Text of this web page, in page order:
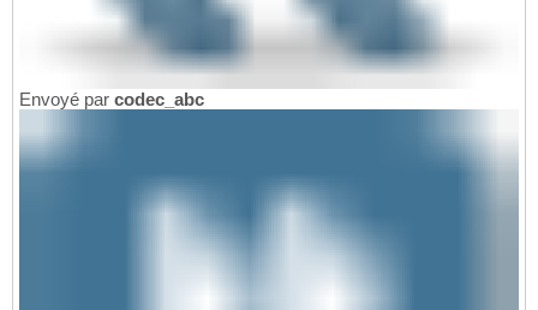
Envoyé par codec_abc